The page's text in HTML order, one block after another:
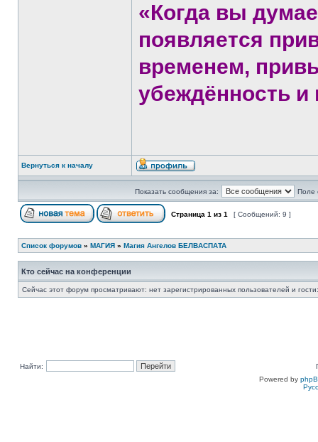
«Когда вы
появляется
временем,
убеждённость и
Вернуться к началу
Показать сообщения за: Поле
Страница 1 из 1 [ Сообщений: 9 ]
Список форумов » МАГИЯ » Магия Ангелов БЕЛВАСПАТА
Кто сейчас на конференции
Сейчас этот форум просматривают: нет зарегистрированных пользователей и
Найти:
Powered by